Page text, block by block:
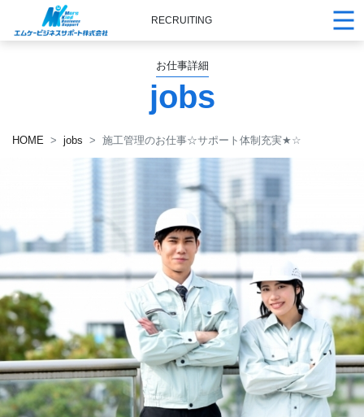
RECRUITING
お仕事詳細
jobs
HOME jobs 施工管理のお仕事☆サポート体制充実★☆